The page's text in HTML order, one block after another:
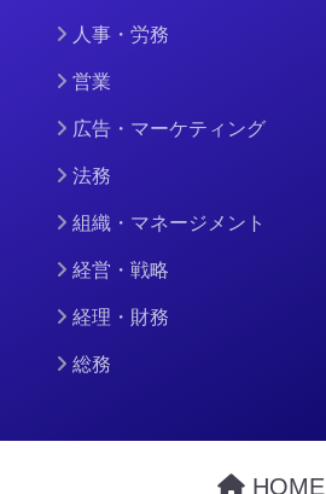
人事・労務
営業
広告・マーケティング
法務
組織・マネージメント
経営・戦略
経理・財務
総務
HOME